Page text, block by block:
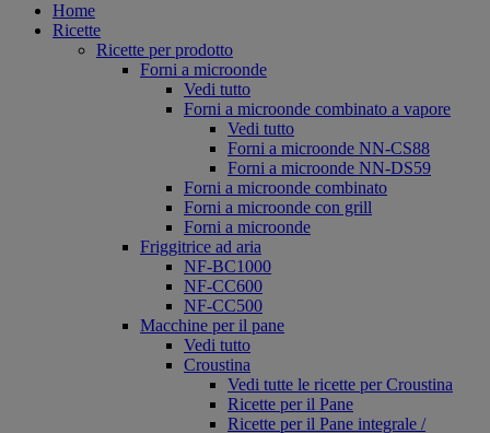
Home
Ricette
Ricette per prodotto
Forni a microonde
Vedi tutto
Forni a microonde combinato a vapore
Vedi tutto
Forni a microonde NN-CS88
Forni a microonde NN-DS59
Forni a microonde combinato
Forni a microonde con grill
Forni a microonde
Friggitrice ad aria
NF-BC1000
NF-CC600
NF-CC500
Macchine per il pane
Vedi tutto
Croustina
Vedi tutte le ricette per Croustina
Ricette per il Pane
Ricette per il Pane integrale /